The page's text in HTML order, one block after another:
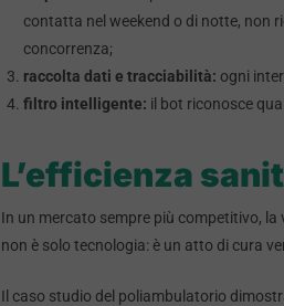
contatta nel weekend o di notte, non
concorrenza;
raccolta dati e tracciabilità: ogni
filtro intelligente: il bot riconosce
L’efficienza
In un mercato sempre più competitivo,
non è solo tecnologia: è un atto di cura
Il caso studio del poliambulatorio